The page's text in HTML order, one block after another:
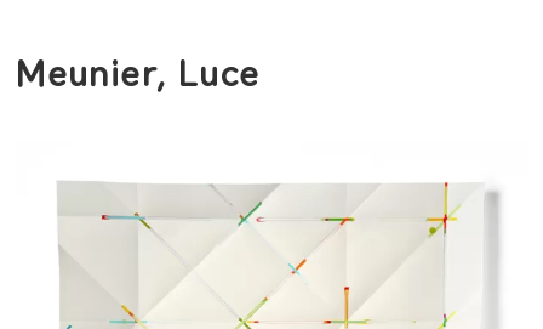
Meunier, Luce